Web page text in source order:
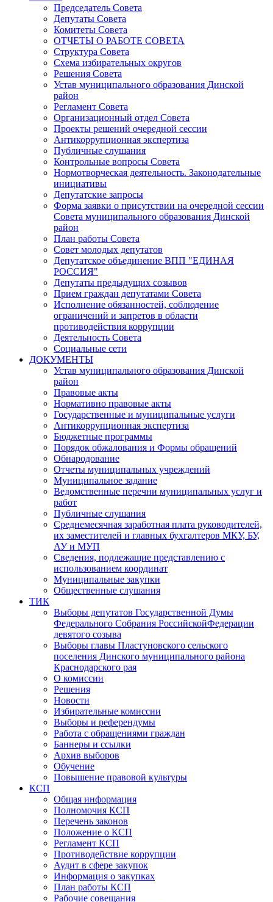
Председатель Совета
Депутаты Совета
Комитеты Совета
ОТЧЕТЫ О РАБОТЕ СОВЕТА
Структура Совета
Схема избирательных округов
Решения Совета
Устав муниципального образования Динской
район
Регламент Совета
Организационный отдел Совета
Проекты решений очередной сессии
Антикоррупционная экспертиза
Публичные слушания
Контрольные вопросы Совета
Нормотворческая деятельность. Законодательные
инициативы
Депутатские запросы
Форма заявки о присутствии на очередной сессии
Совета муниципального образования Динской
район
План работы Совета
Совет молодых депутатов
Депутатское объединение ВПП "ЕДИНАЯ
РОССИЯ"
Депутаты предыдущих созывов
Прием граждан депутатами Совета
Исполнение обязанностей, соблюдение
ограничений и запретов в области
противодействия коррупции
Деятельность Совета
Социальные сети
ДОКУМЕНТЫ
Устав муниципального образования Динской
район
Правовые акты
Нормативно правовые акты
Государственные и муниципальные услуги
Антикоррупционная экспертиза
Бюджетные программы
Порядок обжалования и Формы обращений
Обнародование
Отчеты муниципальных учреждений
Муниципальное задание
Ведомственные перечни муниципальных услуг и
работ
Публичные слушания
Среднемесячная заработная плата руководителей,
их заместителей и главных бухгалтеров МКУ, БУ,
АУ и МУП
Сведения, подлежащие представлению с
использованием координат
Муниципальные закупки
Общественные слушания
ТИК
Выборы депутатов Государственной Думы
Федерального Собрания РоссийскойФедерации
девятого созыва
Выборы главы Пластуновского сельского
поселения Динского муниципального района
Краснодарского рая
О комиссии
Решения
Новости
Избирательные комиссии
Выборы и референдумы
Работа с обращениями граждан
Баннеры и ссылки
Архив выборов
Обучение
Повышение правовой культуры
КСП
Общая информация
Полномочия КСП
Перечень законов
Положение о КСП
Регламент КСП
Противодействие коррупции
Аудит в сфере закупок
Информация о закупках
План работы КСП
Рабочие совещания